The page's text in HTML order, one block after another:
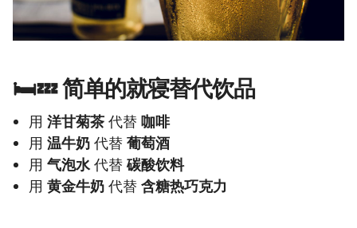
🛏️💤 简单的就寝替代饮品
用 洋甘菊茶 代替 咖啡
用 温牛奶 代替 葡萄酒
用 气泡水代替 碳酸饮料
用 黄金牛奶 代替 含糖热巧克力